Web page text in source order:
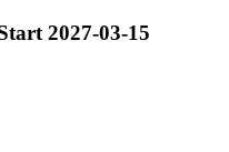
2027-03-15